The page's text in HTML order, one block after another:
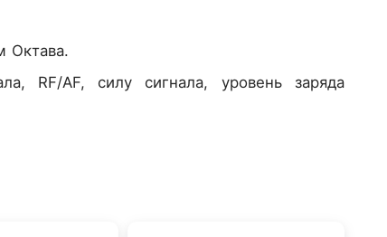
Октава.
RF/AF, силу сигнала, уровень заряда